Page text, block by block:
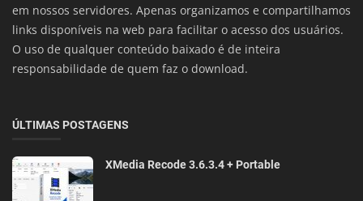
em nossos servidores. Apenas organizamos e compartilhamos
links disponíveis na web para facilitar o acesso dos usuários.
O uso de qualquer conteúdo baixado é de inteira
responsabilidade de quem faz o download.
ÚLTIMAS POSTAGENS
XMedia Recode 3.6.3.4 + Portable